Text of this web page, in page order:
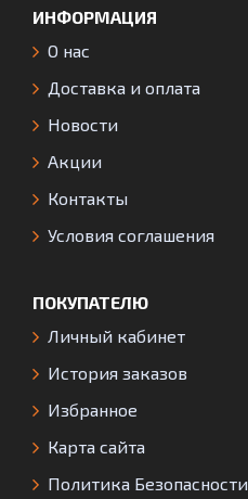
ИНФОРМАЦИЯ
О нас
Доставка и оплата
Новости
Акции
Контакты
Условия соглашения
ПОКУПАТЕЛЮ
Личный кабинет
История заказов
Избранное
Карта сайта
Политика Безопасности